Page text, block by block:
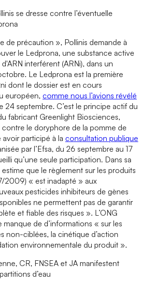
se dresse contre l’éventuelle
de précaution », Pollinis demande à
le Ledprona, une substance active
interférent (ARNi), dans un
Le Ledprona est la première
dont le dossier est en cours
européen, comme nous l’avions révélé
24 septembre. C’est le principe actif du
fabricant Greenlight Biosciences,
contre le doryphore de la pomme de
participé à la consultation publique
par l’Efsa, du 26 septembre au 17
qu’une seule participation. Dans sa
que le règlement sur les produits
2009) « est inadapté » aux
pesticides inhibiteurs de gènes
ne permettent pas de garantir
et fiable des risques ». L’ONG
de d’informations « sur les
non-ciblées, la cinétique d’action
environnementale du produit ».
CR, FNSEA et JA manifestent
d’eau